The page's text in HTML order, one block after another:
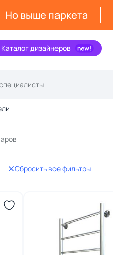
Но выше паркета
Каталог дизайнеров
Сбросить все фильтры